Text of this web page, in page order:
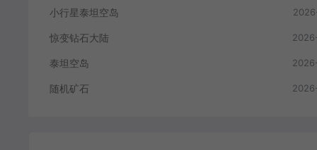
小行星泰坦空岛
惊变钻石大陆
泰坦空岛
随机矿石